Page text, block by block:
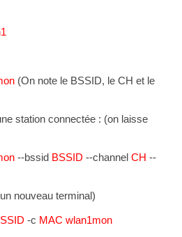
(On note le BSSID, le CH et le
station connectée : (on laisse
--bssid BSSID --channel CH --
nouveau terminal)
-c MAC wlan1mon